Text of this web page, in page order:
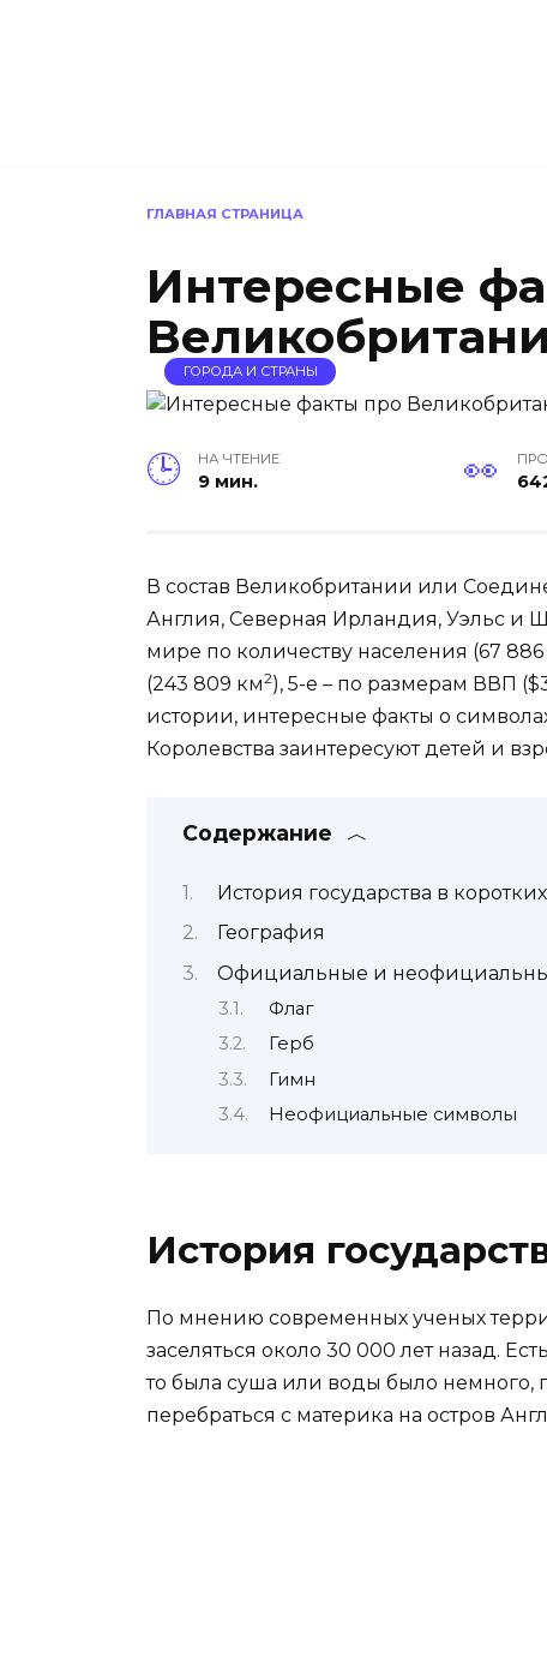
ГЛАВНАЯ СТРАНИЦА
Интересные
ГОРОДА И СТРАНЫ
НА ЧТЕНИЕ
9 мин.
В состав Великобритании или
Англия, Северная Ирландия, Уэльс и
мире по количеству населения (67
(243 809 км2), 5-е – по размерам ВВП
истории, интересные факты о
Королевства заинтересуют детей и
Содержание
История государства в
География
Официальные и
Флаг
Герб
Гимн
Неофициальные символы
История
По мнению современных ученых
заселяться около 30 000 лет назад.
то была суша или воды было немного,
перебраться с материка на остров